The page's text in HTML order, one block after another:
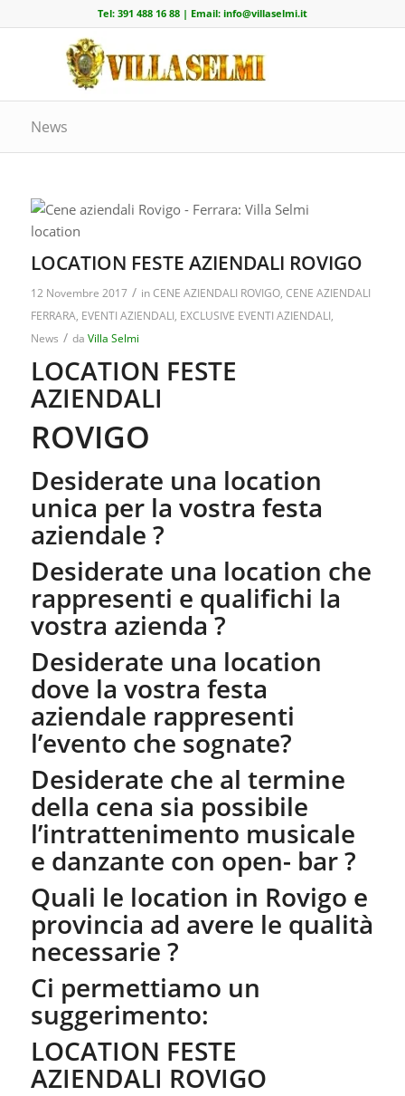
Tel: 391 488 16 88| Email: info@villaselmi.it
News
LOCATION FESTE AZIENDALI ROVIGO
12 Novembre 2017 / inCENE AZIENDALI ROVIGO, CENE AZIENDALI
FERRARA, EVENTI AZIENDALI, EXCLUSIVE EVENTI AZIENDALI,
News / da Villa Selmi
LOCATION FESTE
AZIENDALI
ROVIGO
Desiderate una location
unica per la vostra festa
aziendale ?
Desiderate una location che
rappresenti e qualifichi la
vostra azienda ?
Desiderate una location
dove la vostra festa
aziendale rappresenti
l’evento che sognate?
Desiderate che al termine
della cena sia possibile
l’intrattenimento musicale
e danzante con open- bar ?
Quali le location in Rovigo e
provincia ad avere le qualità
necessarie ?
Ci permettiamo un
suggerimento:
LOCATION FESTE
AZIENDALI ROVIGO